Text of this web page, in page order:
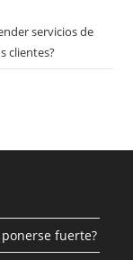
servicios de
clientes?
fuerte?